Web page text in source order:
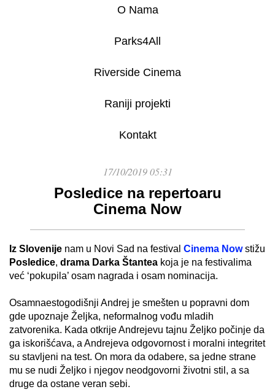
O Nama
Parks4All
Riverside Cinema
Raniji projekti
Kontakt
17/10/2019 05:31
Posledice na repertoaru
Cinema Now
Iz Slovenije nam u Novi Sad na festival Cinema Nowstižu
Posledice, drama Darka Štantea koja je na festivalima
već ‘pokupila’ osam nagrada i osam nominacija.
Osamnaestogodišnji Andrej je smešten u popravni dom
gde upoznaje Željka, neformalnog vođu mladih
zatvorenika. Kada otkrije Andrejevu tajnu Željko počinje da
ga iskorišćava, a Andrejeva odgovornost i moralni integritet
su stavljeni na test. On mora da odabere, sa jedne strane
mu se nudi Željko i njegov neodgovorni životni stil, a sa
druge da ostane veran sebi.